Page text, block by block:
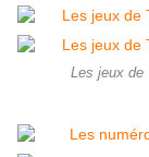
Les jeux de